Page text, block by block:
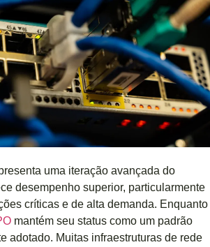
uma iteração avançada do
desempenho superior, particularmente
críticas e de alta demanda. Enquanto
mantém seu status como um padrão
adotado. Muitas infraestruturas de rede